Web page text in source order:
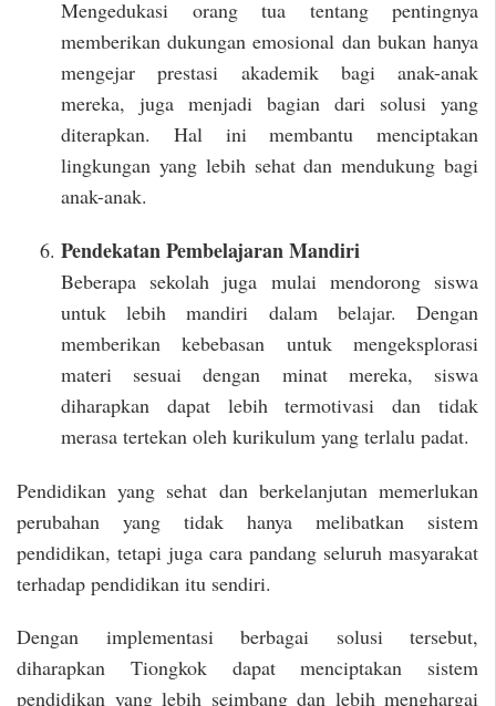
Mengedukasi orang tua tentang pentingnya
memberikan dukungan emosional dan bukan hanya
mengejar prestasi akademik bagi anak-anak
mereka, juga menjadi bagian dari solusi yang
diterapkan. Hal ini membantu menciptakan
lingkungan yang lebih sehat dan mendukung bagi
anak-anak.
Pendekatan Pembelajaran Mandiri
Beberapa sekolah juga mulai mendorong siswa
untuk lebih mandiri dalam belajar. Dengan
memberikan kebebasan untuk mengeksplorasi
materi sesuai dengan minat mereka, siswa
diharapkan dapat lebih termotivasi dan tidak
merasa tertekan oleh kurikulum yang terlalu padat.
Pendidikan yang sehat dan berkelanjutan memerlukan
perubahan yang tidak hanya melibatkan sistem
pendidikan, tetapi juga cara pandang seluruh masyarakat
terhadap pendidikan itu sendiri.
Dengan implementasi berbagai solusi tersebut,
diharapkan Tiongkok dapat menciptakan sistem
pendidikan yang lebih seimbang dan lebih menghargai